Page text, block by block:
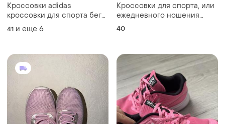
Кроссовки adidas
кроссовки для спорта бега
атлетики бега спорта
41 и еще 6
Кроссовки для спорта, или
ежедневного ношения
mark nason
40